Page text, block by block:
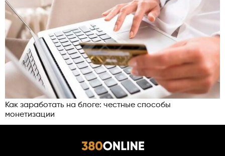
Как заработать на блоге: честные способы
монетизации